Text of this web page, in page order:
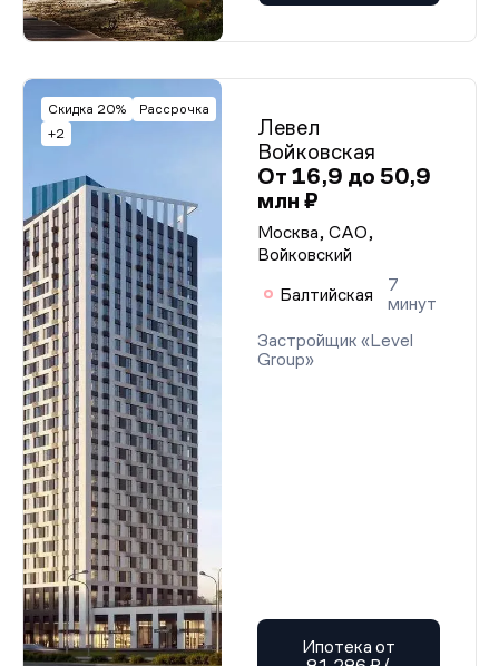
Скидка 20%
Рассрочка
+2
Левел
Войковская
От 16,9 до 50,9
млн ₽
Москва, САО,
Войковский
Балтийская
7
минут
Застройщик «Level
Group»
Ипотека от